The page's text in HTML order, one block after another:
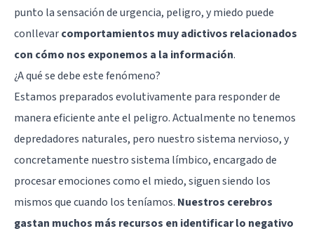
punto la sensación de urgencia, peligro, y miedo puede
conllevarcomportamientos muy adictivos relacionados
con cómo nos exponemos a la información.
¿A qué se debe este fenómeno?
Estamos preparados evolutivamente para responder de
manera eficiente ante el peligro. Actualmente no tenemos
depredadores naturales, pero nuestro sistema nervioso, y
concretamente nuestrosistema límbico, encargado de
procesar emociones como el miedo, siguen siendo los
mismos que cuando los teníamos. Nuestros cerebros
gastan muchos más recursos en identificar lo negativo